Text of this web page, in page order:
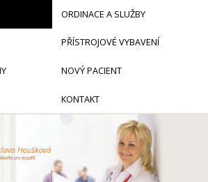
ORDINACE A SLUŽBY
PŘÍSTROJOVÉ VYBAVENÍ
NOVÝ PACIENT
KONTAKT